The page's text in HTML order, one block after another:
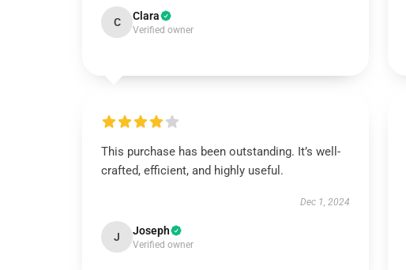
C Clara
Verified owner
This purchase has been outstanding. It’s well-
crafted, efficient, and highly useful.
Dec 1, 2024
J Joseph
Verified owner